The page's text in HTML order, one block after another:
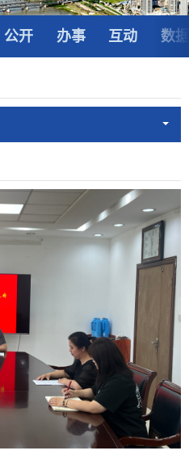
公开 办事 互动 数